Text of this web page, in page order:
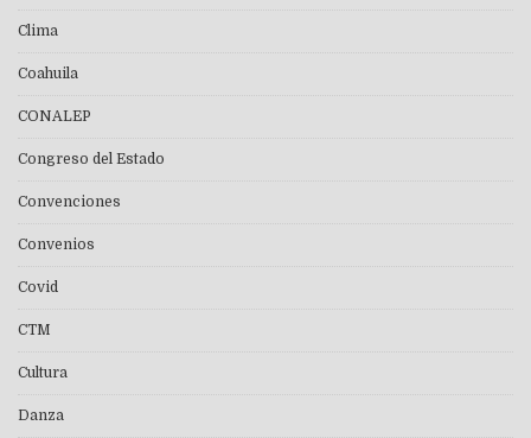
Clima
Coahuila
CONALEP
Congreso del Estado
Convenciones
Convenios
Covid
CTM
Cultura
Danza